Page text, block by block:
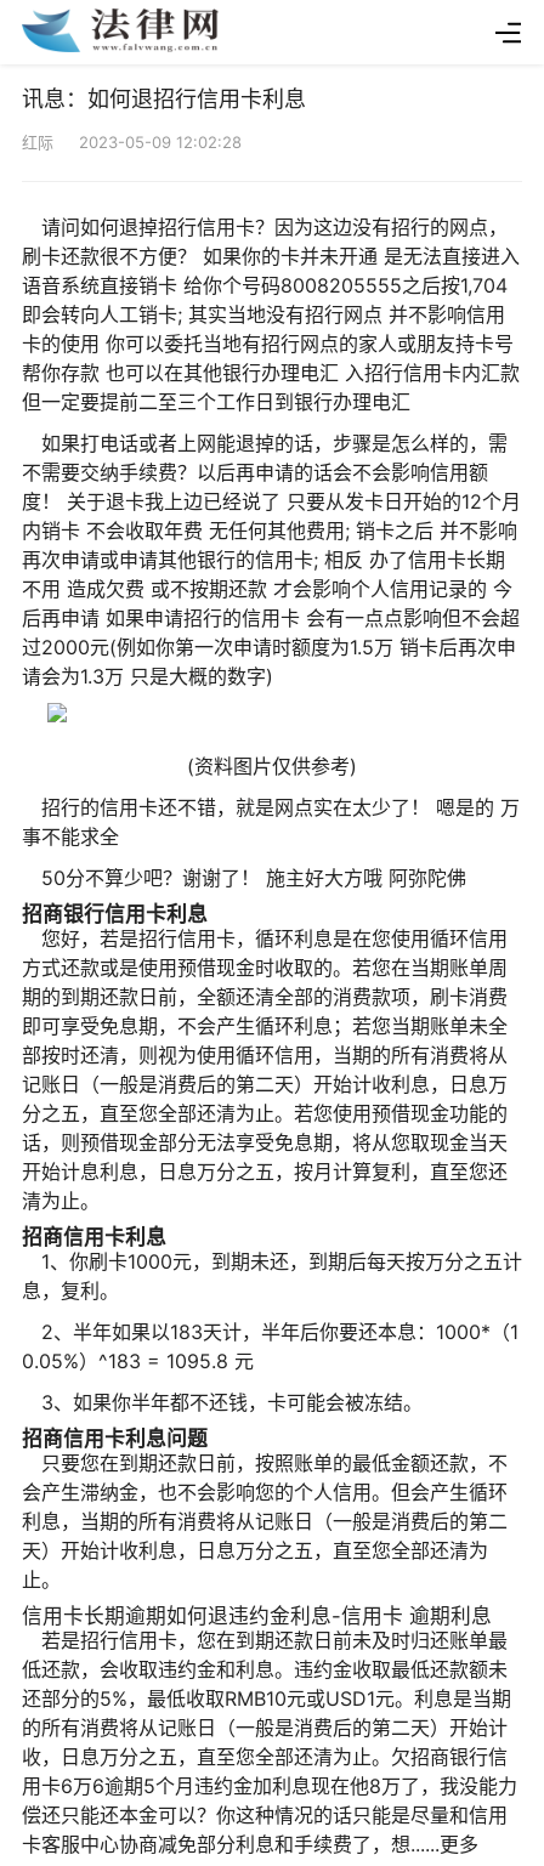
讯息：如何退招行信用卡利息
红际 2023-05-09 12:02:28
请问如何退掉招行信用卡？因为这边没有招行的网点，
刷卡还款很不方便？ 如果你的卡并未开通 是无法直接进入
语音系统直接销卡 给你个号码8008205555之后按1,704
即会转向人工销卡; 其实当地没有招行网点 并不影响信用
卡的使用 你可以委托当地有招行网点的家人或朋友持卡号
帮你存款 也可以在其他银行办理电汇 入招行信用卡内汇款
但一定要提前二至三个工作日到银行办理电汇
如果打电话或者上网能退掉的话，步骤是怎么样的，需
不需要交纳手续费？以后再申请的话会不会影响信用额
度！ 关于退卡我上边已经说了 只要从发卡日开始的12个月
内销卡 不会收取年费 无任何其他费用; 销卡之后 并不影响
再次申请或申请其他银行的信用卡; 相反 办了信用卡长期
不用 造成欠费 或不按期还款 才会影响个人信用记录的 今
后再申请 如果申请招行的信用卡 会有一点点影响但不会超
过2000元(例如你第一次申请时额度为1.5万 销卡后再次申
请会为1.3万 只是大概的数字)
(资料图片仅供参考)
招行的信用卡还不错，就是网点实在太少了！ 嗯是的 万
事不能求全
50分不算少吧？谢谢了！ 施主好大方哦 阿弥陀佛
招商银行信用卡利息
您好，若是招行信用卡，循环利息是在您使用循环信用
方式还款或是使用预借现金时收取的。若您在当期账单周
期的到期还款日前，全额还清全部的消费款项，刷卡消费
即可享受免息期，不会产生循环利息；若您当期账单未全
部按时还清，则视为使用循环信用，当期的所有消费将从
记账日（一般是消费后的第二天）开始计收利息，日息万
分之五，直至您全部还清为止。若您使用预借现金功能的
话，则预借现金部分无法享受免息期，将从您取现金当天
开始计息利息，日息万分之五，按月计算复利，直至您还
清为止。
招商信用卡利息
1、你刷卡1000元，到期未还，到期后每天按万分之五计
息，复利。
2、半年如果以183天计，半年后你要还本息：1000*（1
0.05%）^183 = 1095.8 元
3、如果你半年都不还钱，卡可能会被冻结。
招商信用卡利息问题
只要您在到期还款日前，按照账单的最低金额还款，不
会产生滞纳金，也不会影响您的个人信用。但会产生循环
利息，当期的所有消费将从记账日（一般是消费后的第二
天）开始计收利息，日息万分之五，直至您全部还清为
止。
信用卡长期逾期如何退违约金利息-信用卡 逾期利息
若是招行信用卡，您在到期还款日前未及时归还账单最
低还款，会收取违约金和利息。违约金收取最低还款额未
还部分的5%，最低收取RMB10元或USD1元。利息是当期
的所有消费将从记账日（一般是消费后的第二天）开始计
收，日息万分之五，直至您全部还清为止。欠招商银行信
用卡6万6逾期5个月违约金加利息现在他8万了，我没能力
偿还只能还本金可以？你这种情况的话只能是尽量和信用
卡客服中心协商减免部分利息和手续费了，想......更多